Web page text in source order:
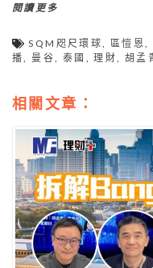
閱讀更多
SQM咫尺環球,區愷恩,
播, 曼谷, 泰國 ,理財,胡孟
相關文章：